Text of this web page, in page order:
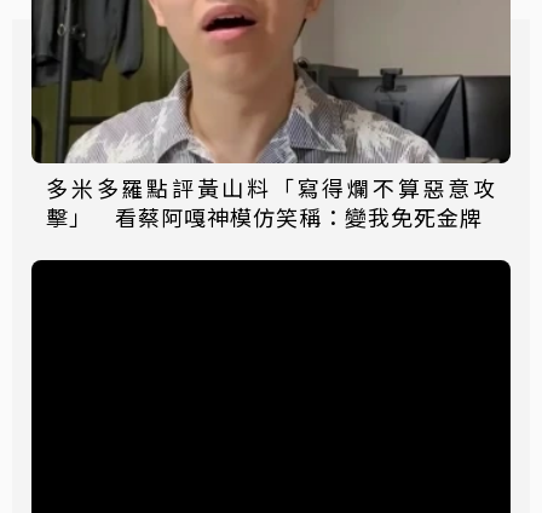
多米多羅點評黃山料「寫得爛不算惡意攻
擊」 看蔡阿嘎神模仿笑稱：變我免死金牌